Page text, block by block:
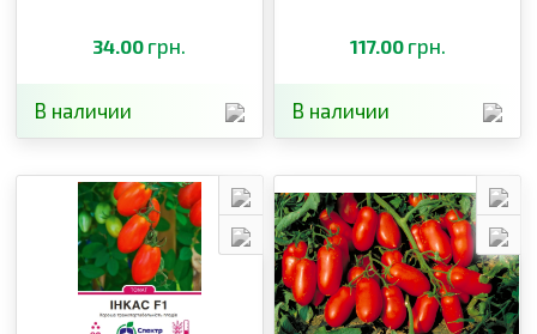
34.00 грн.
В наличии
117.00 грн.
В наличии